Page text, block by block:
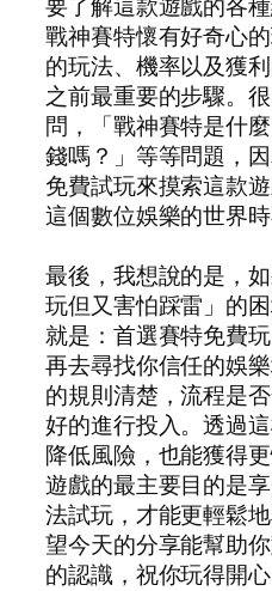
戰神賽特懷有好奇心
的玩法、機率以及獲
之前最重要的步驟。
問，「戰神賽特是什
錢嗎？」等等問題，
免費試玩來摸索這款
這個數位娛樂的世界
最後，我想說的是，
玩但又害怕踩雷」的
就是：首選賽特免費
再去尋找你信任的娛
的規則清楚，流程是
好的進行投入。透過
降低風險，也能獲得
遊戲的最主要目的是
法試玩，才能更輕鬆
望今天的分享能幫助
的認識，祝你玩得開心